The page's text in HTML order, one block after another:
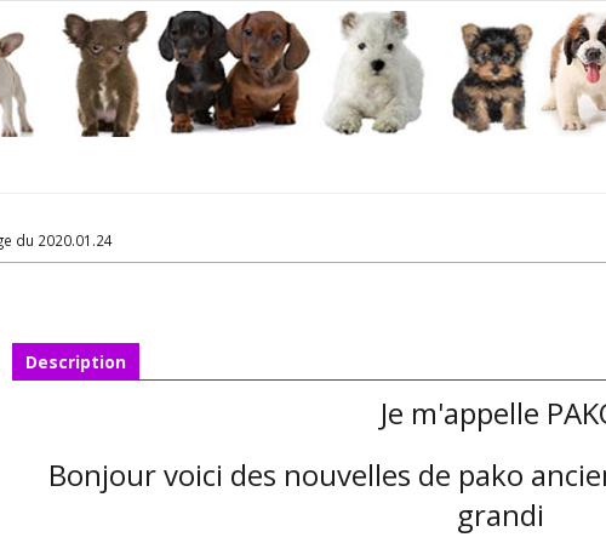
du 2020.01.24
Description
Je m'appelle
Bonjour voici des nouvelles de pako
grandi